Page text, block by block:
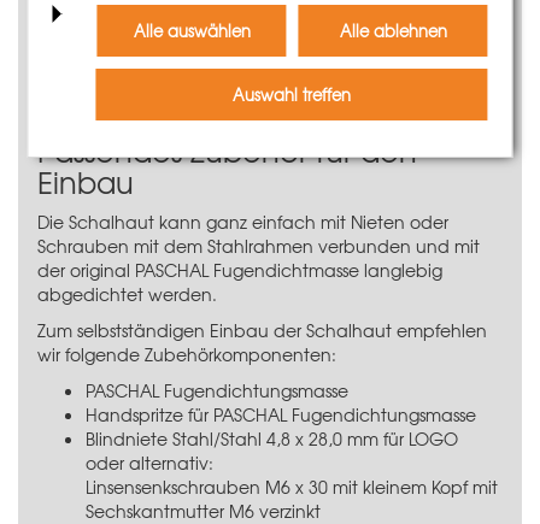
Einsatzhäufigkeit.
und mit Spannstabführungsbuchsen verstärkt, die
ebenso mit PVC-Stopfen verschlossen sind.
Passendes Zubehör für den
Einbau
Die Schalhaut kann ganz einfach mit Nieten oder
Schrauben mit dem Stahlrahmen verbunden und mit
der original PASCHAL Fugendichtmasse langlebig
abgedichtet werden.
Zum selbstständigen Einbau der Schalhaut empfehlen
wir folgende Zubehörkomponenten:
PASCHAL Fugendichtungsmasse
Handspritze für PASCHAL Fugendichtungsmasse
Blindniete Stahl/Stahl 4,8 x 28,0 mm für LOGO
oder alternativ:
Linsensenkschrauben M6 x 30 mit kleinem Kopfmit
Sechskantmutter M6 verzinkt
Alle auswählen Alle ablehnen
Auswahl treffen